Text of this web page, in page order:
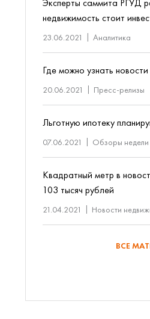
Эксперты саммита РГУД
недвижимость стоит
23.06.2021 Аналитика
Где можно узнать
20.06.2021 Пресс-релизы
Льготную ипотеку
07.06.2021 Обзоры недели
Квадратный метр в
103 тысяч рублей
21.04.2021 Новости
ВСЕ